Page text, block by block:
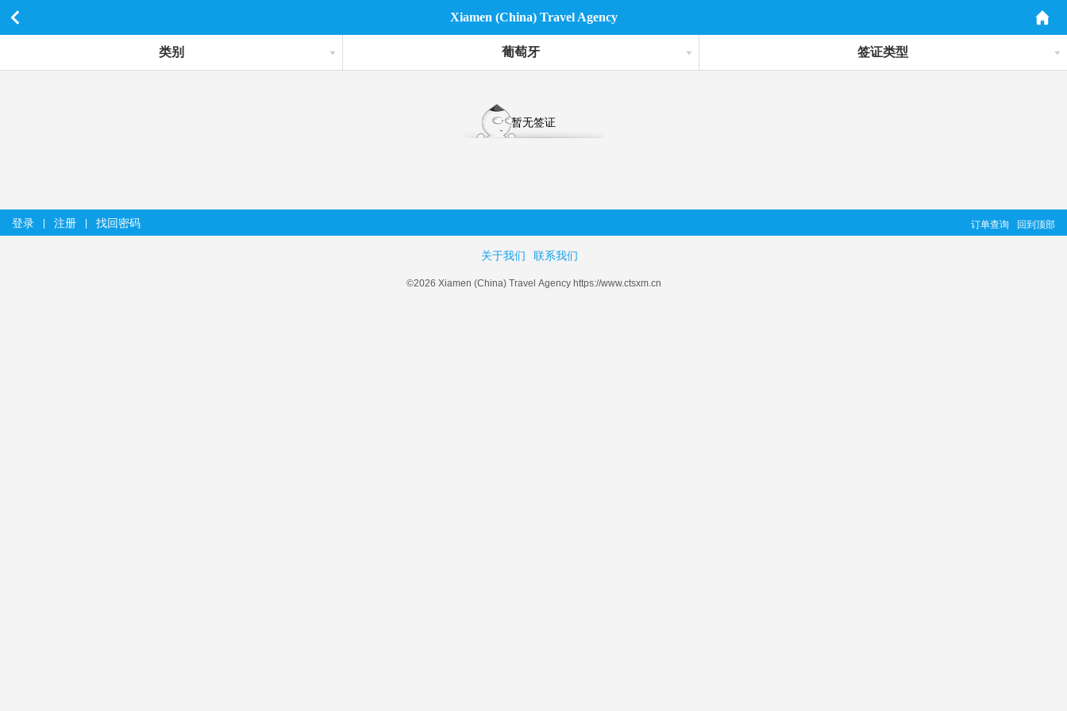
Xiamen (China) Travel Agency
类别 葡萄牙 签证类型
暂无签证
登录 注册 找回密码 回到顶部
订单查询
关于我们 联系我们
©2026 Xiamen (China) Travel Agency https://www.ctsxm.cn